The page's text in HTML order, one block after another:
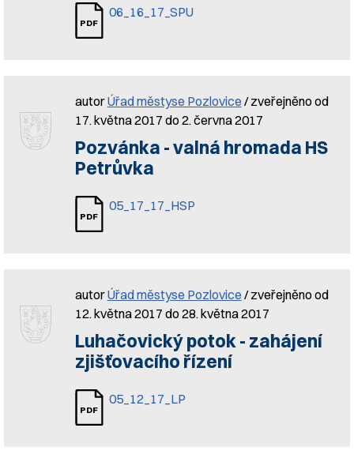
06_16_17_SPU
autorÚřad městyse Pozlovice / zveřejněno od
17. května 2017 do 2. června 2017
Pozvánka - valná hromada HS
Petrůvka
05_17_17_HSP
autorÚřad městyse Pozlovice / zveřejněno od
12. května 2017 do 28. května 2017
Luhačovický potok - zahájení
zjišťovacího řízení
05_12_17_LP